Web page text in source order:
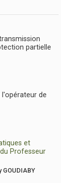
partielle
de
et
Professeur
GOUDIABY